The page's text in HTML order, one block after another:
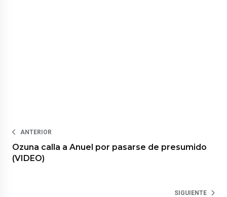
ANTERIOR
Ozuna calla a Anuel por pasarse de presumido
(VIDEO)
SIGUIENTE